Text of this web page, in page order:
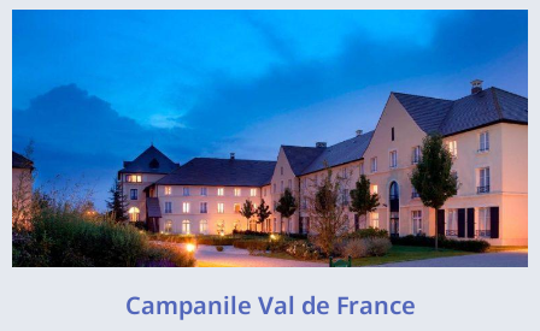
Campanile Val de France